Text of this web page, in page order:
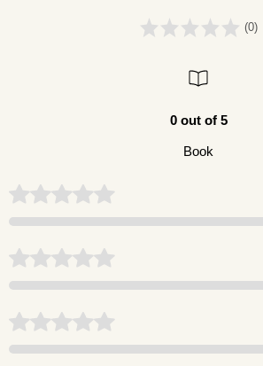
(0)
0 out of 5
Book